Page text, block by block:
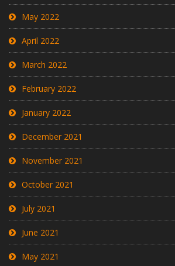
May 2022
April 2022
March 2022
February 2022
January 2022
December 2021
November 2021
October 2021
July 2021
June 2021
May 2021